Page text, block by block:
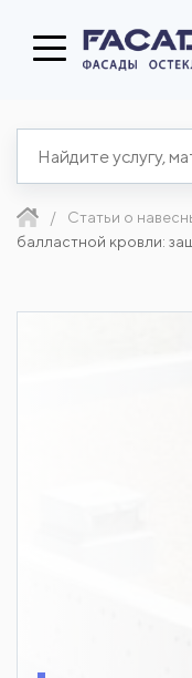
Статьи о
балластной кровли: